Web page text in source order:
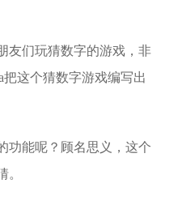
友们玩猜数字的游戏，非
这个猜数字游戏编写出
功能呢？顾名思义，这个
。